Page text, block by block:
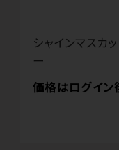
シャインマスカ
ー
価格はログイン